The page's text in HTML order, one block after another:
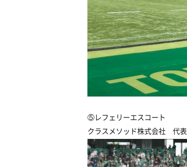
⑤レフェリーエスコート
クラスメソッド株式会社 代